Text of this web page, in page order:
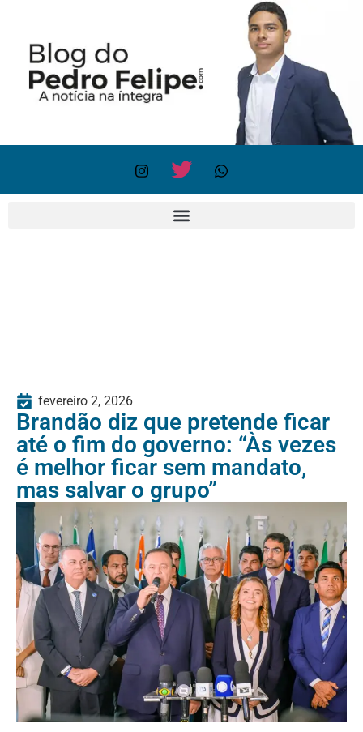
fevereiro 2, 2026
Brandão diz que pretende ficar
até o fim do governo: “Às vezes
é melhor ficar sem mandato,
mas salvar o grupo”